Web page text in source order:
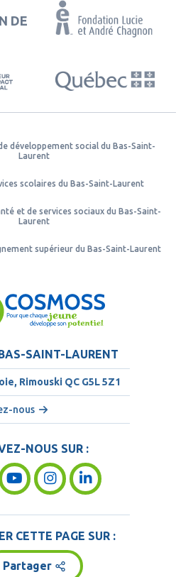
DE
développement social du Bas-Saint-
Laurent
scolaires du Bas-Saint-Laurent
et de services sociaux du Bas-Saint-
Laurent
supérieur du Bas-Saint-Laurent
SAINT-LAURENT
Rimouski QC G5L 5Z1
nous
NOUS SUR :
CETTE PAGE SUR :
Partager